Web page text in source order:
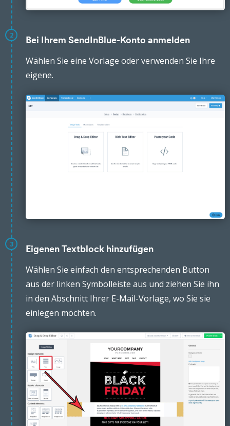
2
Bei Ihrem SendInBlue-Konto anmelden
Wählen Sie eine Vorlage oder verwenden Sie Ihre
eigene.
3
Eigenen Textblock hinzufügen
Wählen Sie einfach den entsprechenden Button
aus der linken Symbolleiste aus und ziehen Sie ihn
in den Abschnitt Ihrer E-Mail-Vorlage, wo Sie sie
einlegen möchten.